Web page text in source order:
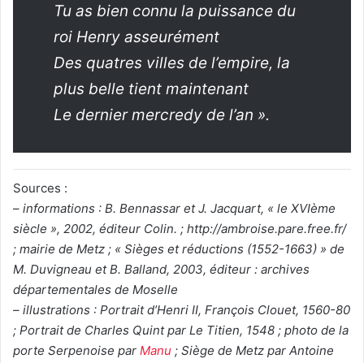
Tu as bien connu la puissance du
roi Henry asseurément
Des quatres villes de l’empire, la
plus belle tient maintenant
Le dernier mercredy de l’an ».
Sources :
– informations : B. Bennassar et J. Jacquart, « le XVIème
siècle », 2002, éditeur Colin. ; http://ambroise.pare.free.fr/
; mairie de Metz ; « Sièges et réductions (1552-1663) » de
M. Duvigneau et B. Balland, 2003, éditeur : archives
départementales de Moselle
– illustrations : Portrait d’Henri II, François Clouet, 1560-80
; Portrait de Charles Quint par Le Titien, 1548 ; photo de la
porte Serpenoise par Manu ; Siège de Metz par Antoine